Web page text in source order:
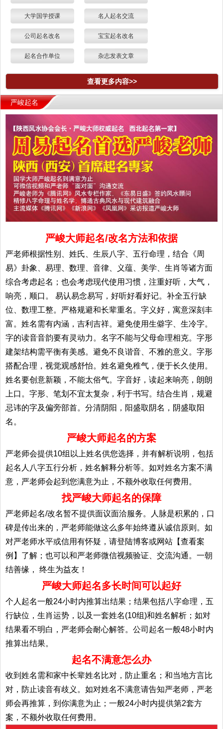
大学国学授课 名人起名交流
公司起名改名 宝宝起名改名
起名合作单位 杂志发表文章
查看更多内容>>
严峻起名
严峻大师起名/改名方法和依据
严老师根据性别、姓氏、生辰八字、五行命理，结合《周
易》卦象、易理、数理、音律、义蕴、美学、生肖等诸方面
综合考虑起名；也会考虑现代使用习惯，注重好听，大气，
响亮，顺口。 易认易念易写，好听好看好记。补全五行缺
位、数理工整。严格规避和长辈重名。字义好，寓意深刻丰
富。姓名需有内涵，吉利吉祥。避免使用生僻字、生冷字。
字的读音音韵要有灵动力。名字不能与父母命理相克。字形
建架结构需平衡有美感。避免不良谐音、不雅的意义。字形
搭配合理，视觉观感舒怡。姓名避免稚气，便于长久使用。
姓名要创意新颖，不能太俗气。字音好，读起来响亮，朗朗
上口。字形、笔划不宜太复杂，利于书写。结合生肖，规避
忌讳的字及偏旁部首。分清阴阳，阳盛取阴名，阴盛取阳
名。
严峻大师起名的方案
严老师会提供10组以上姓名供您选择，并有解析说明，包括
起名人八字五行分析，姓名解释分析等。如对姓名方案不满
意，严老师会起到您满意为止，不额外收取任何费用。
找严峻大师起名的保障
严老师起名/改名暂不提供面议面洽服务。人脉是积累的，口
碑是传出来的，严老师能做这么多年始终遵从诚信原则。如
对严老师水平或信用有怀疑，请登陆博客或网站【查看案
例】了解；也可以和严老师微信视频验证、交流沟通。一朝
结善缘， 终生为益友！
严峻大师起名多长时间可以起好
个人起名一般24小时内推算出结果；结果包括八字命理，五
行缺位，生肖运势，以及一套姓名(10组)和姓名解析；如对
结果看不明白，严老师会耐心解答。公司起名一般48小时内
推算出结果。
起名不满意怎么办
收到姓名需和家中长辈姓名比对，防止重名；和当地方言比
对，防止读音有歧义。如对姓名不满意请告知严老师，严老
师会再推算，到你满意为止；一般24小时内提供第2套方
案，不额外收取任何费用。